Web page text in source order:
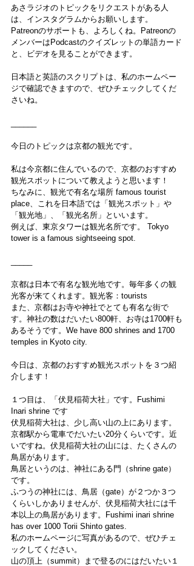
あさラジオのトピックをリクエストがある人
は、インスタグラムからお願いします。
Patreonのサポートも、よろしくね。Patreonの
メンバーはPodcastのクイズレットの単語カード
と、ビデオを見ることができます。
日本語と英語のスクリプトは、私のホームペー
ジで確認できますので、ぜひチェックしてくだ
さいね。
今日のトピックは京都の観光です。
私は今京都に住んでいるので、京都のおすすめ
観光スポットについて教えようと思います！
ちなみに、観光で有名な場所 famous tourist
place、これを日本語では「観光スポット」や
「観光地」、「観光名所」といいます。
例えば、東京タワーは観光名所です。 Tokyo
tower is a famous sightseeing spot.
京都は日本で有名な観光地です。毎年多くの観
光客が来てくれます。観光客：tourists
また、京都はお寺や神社でとても有名な街で
す。神社の数はだいたい800軒、お寺は1700軒も
あるそうです。We have 800 shrines and 1700
temples in Kyoto city.
今日は、京都のおすすめ観光スポットを３つ紹
介します！
１つ目は、「伏見稲荷大社」です。Fushimi
Inari shrine です
伏見稲荷大社は、少し高い山の上にあります。
京都駅から電車でだいたい20分くらいです。近
いですね。伏見稲荷大社の山には、たくさんの
鳥居があります。
鳥居というのは、神社にある門（shrine gate）
です。
ふつうの神社には、鳥居（gate）が２つか３つ
くらいしかありませんが、伏見稲荷大社には千
本以上の鳥居があります。Fushimi inari shrine
has over 1000 Torii Shinto gates.
私のホームページに写真があるので、ぜひチェ
ックしてください。
山の頂上（summit）まで登るのにはだいたい１